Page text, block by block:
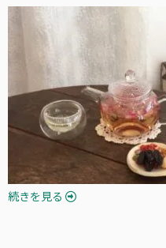
続きを見る